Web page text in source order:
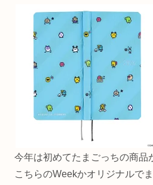
今年は初めてたまごっちの商品
こちらのWeekかオリジナルで